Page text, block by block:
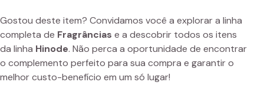
Gostou deste item? Convidamos você a explorar a linha
completa de Fragrâncias e a descobrir todos os itens
da linha Hinode. Não perca a oportunidade de encontrar
o complemento perfeito para sua compra e garantir o
melhor custo-benefício em um só lugar!